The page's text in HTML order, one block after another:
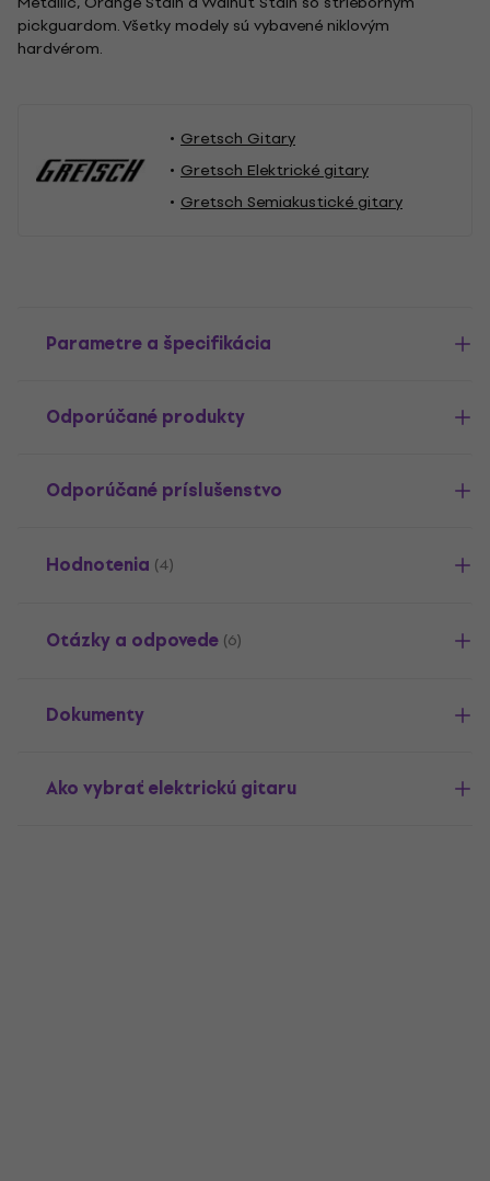
pickguardom. Všetky modely sú vybavené niklovým
hardvérom.
Gretsch Gitary
Gretsch Elektrické gitary
Gretsch Semiakustické gitary
Parametre a špecifikácia
Odporúčané produkty
Odporúčané príslušenstvo
Hodnotenia (4)
Otázky a odpovede (6)
Dokumenty
Ako vybrať elektrickú gitaru